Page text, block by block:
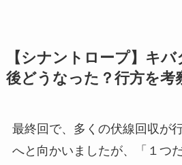
【シナントロープ】キ
後どうなった？行方を考
最終回で、多くの伏線回収が
へと向かいましたが、「１つ